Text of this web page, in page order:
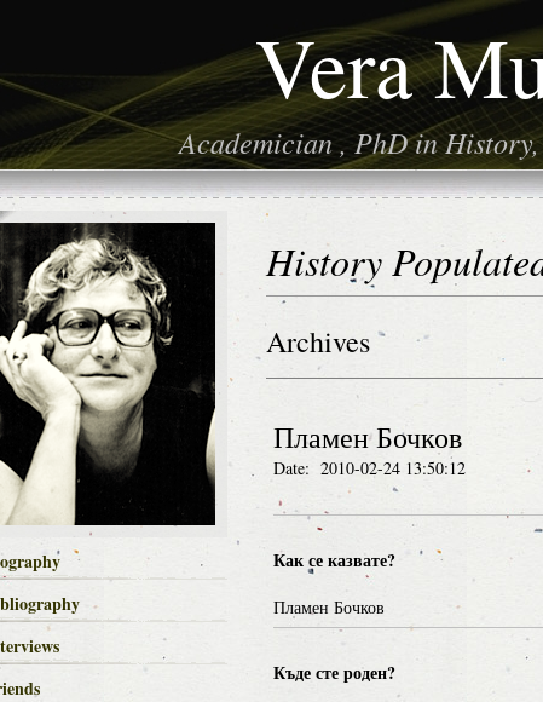
Vera
Academician , PhD in
History
Archives
Пламен Бочков
Date: 2010-02-24 13:50:12
Как се казвате?
Пламен Бочков
Къде сте роден?